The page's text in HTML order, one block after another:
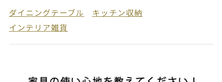
ダイニングテーブル
キッチン収納
インテリア雑貨